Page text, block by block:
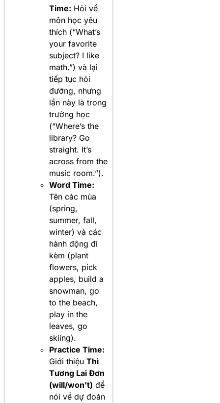
Time: Hỏi về
môn học yêu
thích (“What’s
your favorite
subject? I like
math.”) và lại
tiếp tục hỏi
đường, nhưng
lần này là trong
trường học
(“Where’s the
library? Go
straight. It’s
across from the
music room.”).
Word Time:
Tên các mùa
(spring,
summer, fall,
winter) và các
hành động đi
kèm (plant
flowers, pick
apples, build a
snowman, go
to the beach,
play in the
leaves, go
skiing).
Practice Time:
Giới thiệu Thì
Tương Lai Đơn
(will/won’t) để
nói về dự đoán